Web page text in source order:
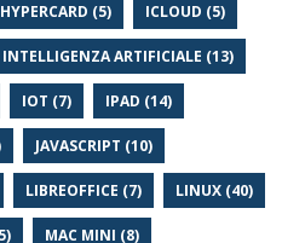
HYPERCARD (5) ICLOUD (5)
INTELLIGENZA ARTIFICIALE (13)
IOT (7) IPAD (14)
JAVASCRIPT (10)
LIBREOFFICE (7) LINUX (40)
MAC MINI (8)